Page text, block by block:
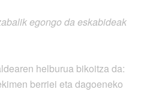
egongo da eskabideak
helburua bikoitza da:
berriei eta dagoeneko